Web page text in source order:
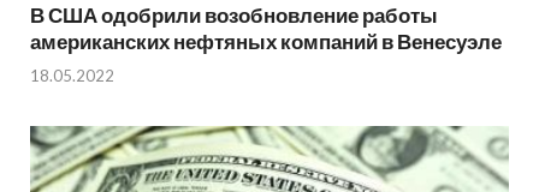
В США одобрили возобновление работы
американских нефтяных компаний в Венесуэле
18.05.2022